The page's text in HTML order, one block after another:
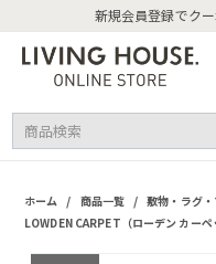
新規会員登録でク
ホーム / 商品一覧 / 敷物・ラグ
LOWDEN CARPET（ローデン カーペ